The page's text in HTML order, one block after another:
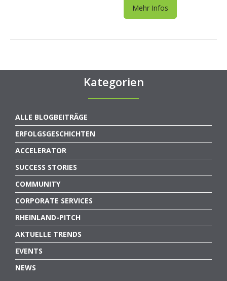
Mehr Infos
Kategorien
ALLE BLOGBEITRÄGE
ERFOLGSGESCHICHTEN
ACCELERATOR
SUCCESS STORIES
COMMUNITY
CORPORATE SERVICES
RHEINLAND-PITCH
AKTUELLE TRENDS
EVENTS
NEWS